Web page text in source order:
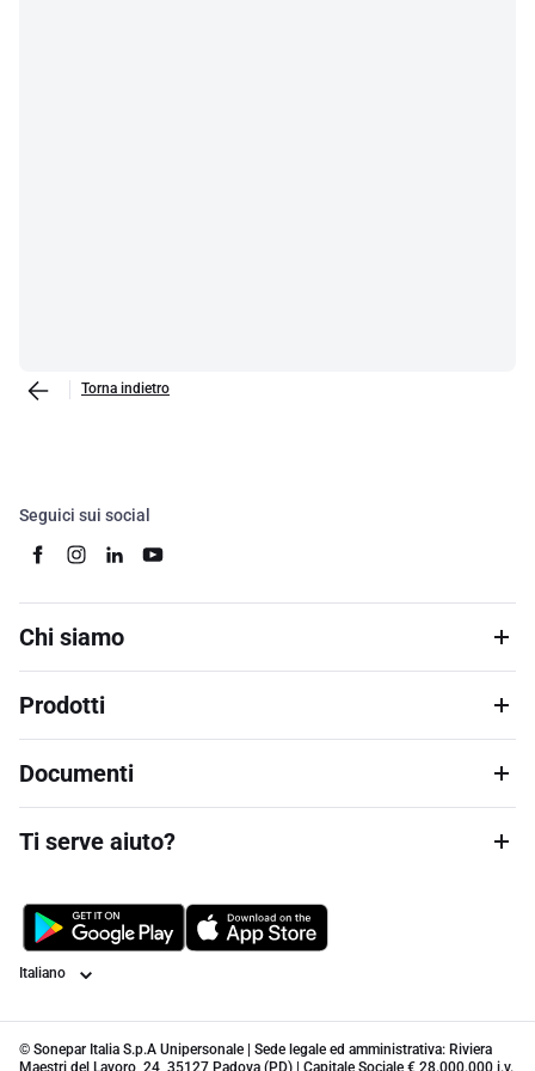
Torna indietro
Seguici sui social
Chi siamo
Prodotti
Documenti
Ti serve aiuto?
Lingua
© Sonepar Italia S.p.A Unipersonale | Sede legale ed amministrativa: Riviera
Maestri del Lavoro, 24, 35127 Padova (PD) | Capitale Sociale € 28.000.000 i.v.